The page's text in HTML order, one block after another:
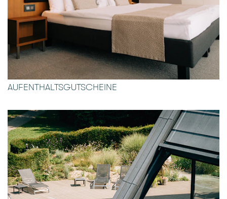
AUFENTHALTSGUTSCHEINE